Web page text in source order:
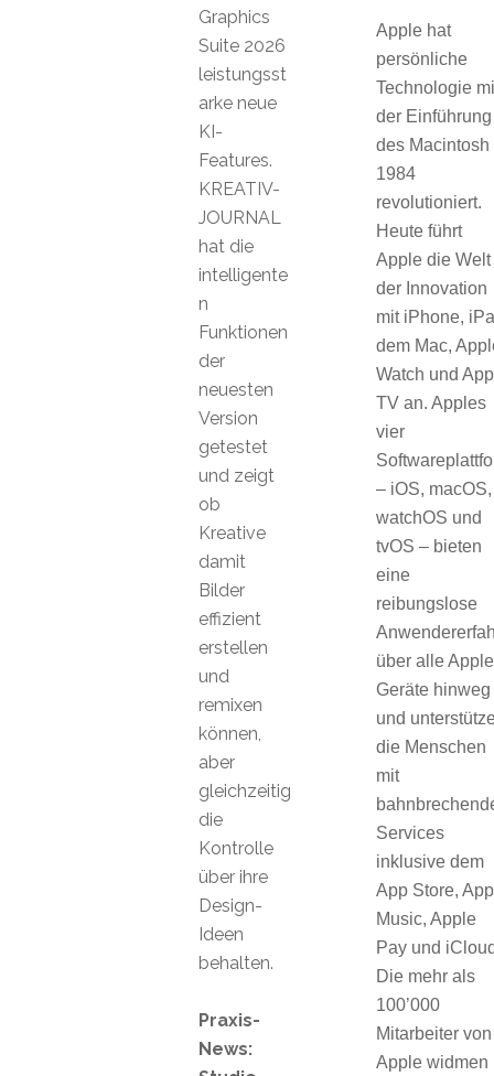
Apple hat
persönliche
Technologie
der Einführung
des Macintosh
1984
revolutioniert.
Heute führt
Apple die Welt
der Innovation
mit iPhone,
dem Mac,
Watch und
TV an. Apples
vier
– iOS, macOS,
watchOS und
tvOS – bieten
eine
reibungslose
über alle
Geräte hinweg
und
die Menschen
mit
Services
inklusive dem
App Store,
Music, Apple
Pay und
Die mehr als
100’000
Mitarbeiter von
Apple widmen
Graphics
Suite 2026
leistungsst
arke neue
KI-
Features.
KREATIV-
JOURNAL
hat die
intelligente
n
Funktionen
der
neuesten
Version
getestet
und zeigt
ob
Kreative
damit
Bilder
effizient
erstellen
und
remixen
können,
aber
gleichzeitig
die
Kontrolle
über ihre
Design-
Ideen
behalten.
Praxis-
News: